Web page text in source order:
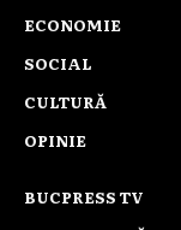
ECONOMIE
SOCIAL
CULTURĂ
OPINIE
BUCPRESS TV